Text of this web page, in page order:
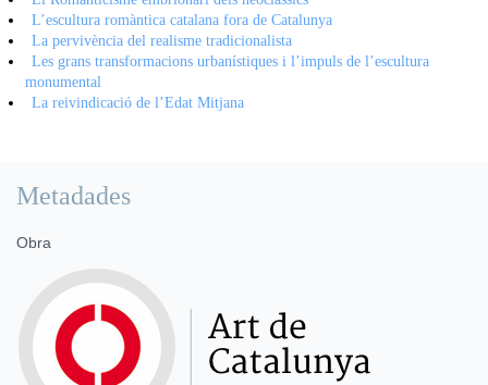
L’escultura romàntica catalana fora de Catalunya
La pervivència del realisme tradicionalista
Les grans transformacions urbanístiques i l’impuls de l’escultura
monumental
La reivindicació de l’Edat Mitjana
Metadades
Obra